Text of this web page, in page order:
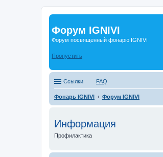
Форум IGNIVI
Форум посвященный фонарю IGNIVI
Пропустить
Ссылки FAQ
Фонарь IGNIVI Форум IGNIVI
Информация
Профилактика